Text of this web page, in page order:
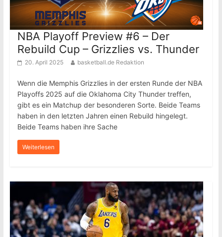
NBA Playoff Preview #6 – Der
Rebuild Cup – Grizzlies vs. Thunder
20. April 2025 basketball.de Redaktion
Wenn die Memphis Grizzlies in der ersten Runde der NBA
Playoffs 2025 auf die Oklahoma City Thunder treffen,
gibt es ein Matchup der besonderen Sorte. Beide Teams
haben in den letzten Jahren einen Rebuild hingelegt.
Beide Teams haben ihre Sache
Weiterlesen